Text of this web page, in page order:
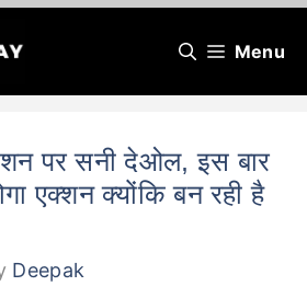
Menu
पर सनी देओल, इस बार
एक्शन क्योंकि बन रही है
Deepak